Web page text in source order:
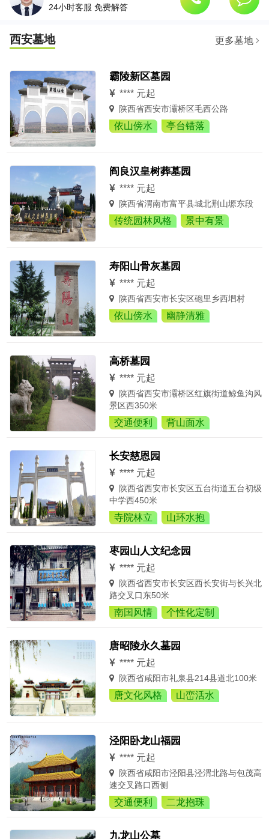
24小时客服 免费解答
西安墓地 更多墓地
霸陵新区墓园
**** 元起
陕西省西安市灞桥区毛西公路
依山傍水 亭台错落
阎良汉皇树葬墓园
**** 元起
陕西省渭南市富平县城北荆山塬东段
传统园林风格 景中有景
寿阳山骨灰墓园
**** 元起
陕西省西安市长安区砲里乡西垇村
依山傍水 幽静清雅
高桥墓园
**** 元起
陕西省西安市灞桥区红旗街道鲸鱼沟风
景区西350米
交通便利 背山面水
长安慈恩园
**** 元起
陕西省西安市长安区五台街道五台初级
中学西450米
寺院林立 山环水抱
枣园山人文纪念园
**** 元起
陕西省西安市长安区西长安街与长兴北
路交叉口东50米
南国风情 个性化定制
唐昭陵永久墓园
**** 元起
陕西省咸阳市礼泉县214县道北100米
唐文化风格 山峦活水
泾阳卧龙山福园
**** 元起
陕西省咸阳市泾阳县泾渭北路与包茂高
速交叉路口西侧
交通便利 二龙抱珠
九龙山公墓